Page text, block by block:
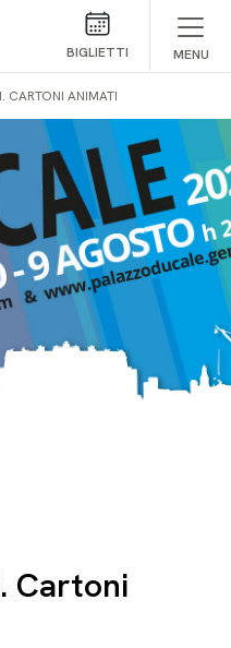
BIGLIETTI MENU
CARTONI ANIMATI
Cartoni